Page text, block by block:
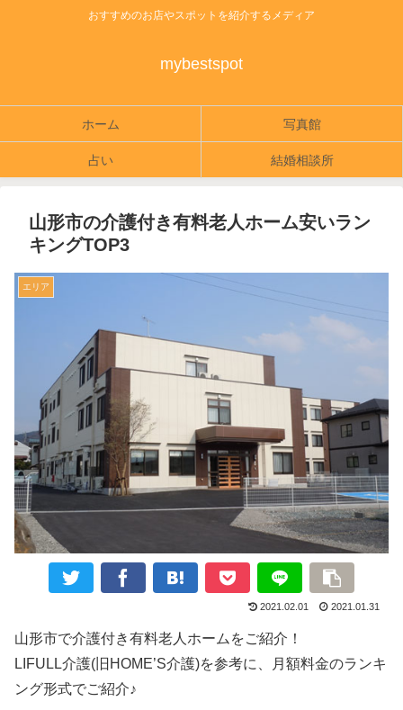
おすすめのお店やスポットを紹介するメディア
mybestspot
ホーム 写真館
占い 結婚相談所
山形市の介護付き有料老人ホーム安いラン
キングTOP3
エリア
2021.02.01 2021.01.31
山形市で介護付き有料老人ホームをご紹介！
LIFULL介護(旧HOME’S介護)を参考に、月額料金のランキ
ング形式でご紹介♪